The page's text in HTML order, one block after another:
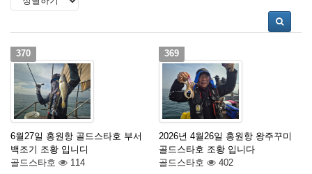
370
6월27일 홍원항 골드스타호 부서
백조기 조황 입니디
골드스타호
114
369
2026년 4월26일 홍원항 왕주꾸미
골드스타호 조황 입니다
골드스타호
402